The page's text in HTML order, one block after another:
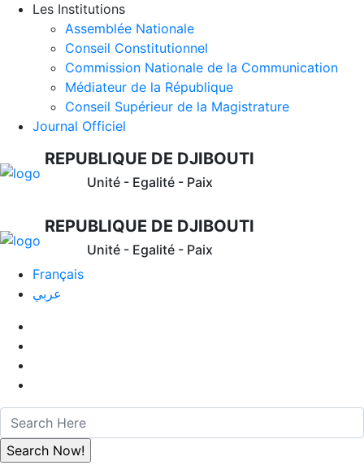
Les Institutions
Assemblée Nationale
Conseil Constitutionnel
Commission Nationale de la Communication
Médiateur de la République
Conseil Supérieur de la Magistrature
Journal Officiel
REPUBLIQUE DE DJIBOUTI
Unité - Egalité - Paix
REPUBLIQUE DE DJIBOUTI
Unité - Egalité - Paix
Français
عربي